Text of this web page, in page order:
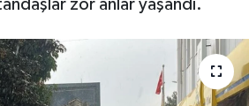
zor anlar yaşandı.